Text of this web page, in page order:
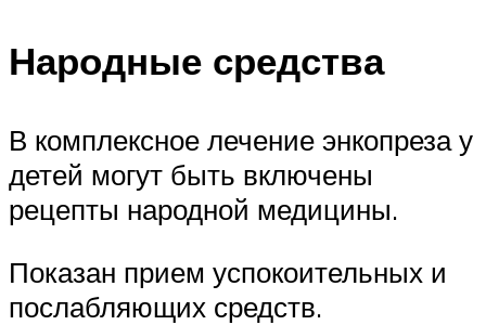
Народные средства
В комплексное лечение энкопреза у
детей могут быть включены
рецепты народной медицины.
Показан прием успокоительных и
послабляющих средств.